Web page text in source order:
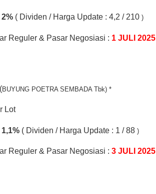
2% ( Dividen / Harga Update : 4,2 / 210 )
Reguler & Pasar Negosiasi : 1 JULI 2025
(BUYUNG POETRA SEMBADA Tbk) *
Lot
1,1% ( Dividen / Harga Update : 1 / 88 )
Reguler & Pasar Negosiasi : 3 JULI 2025